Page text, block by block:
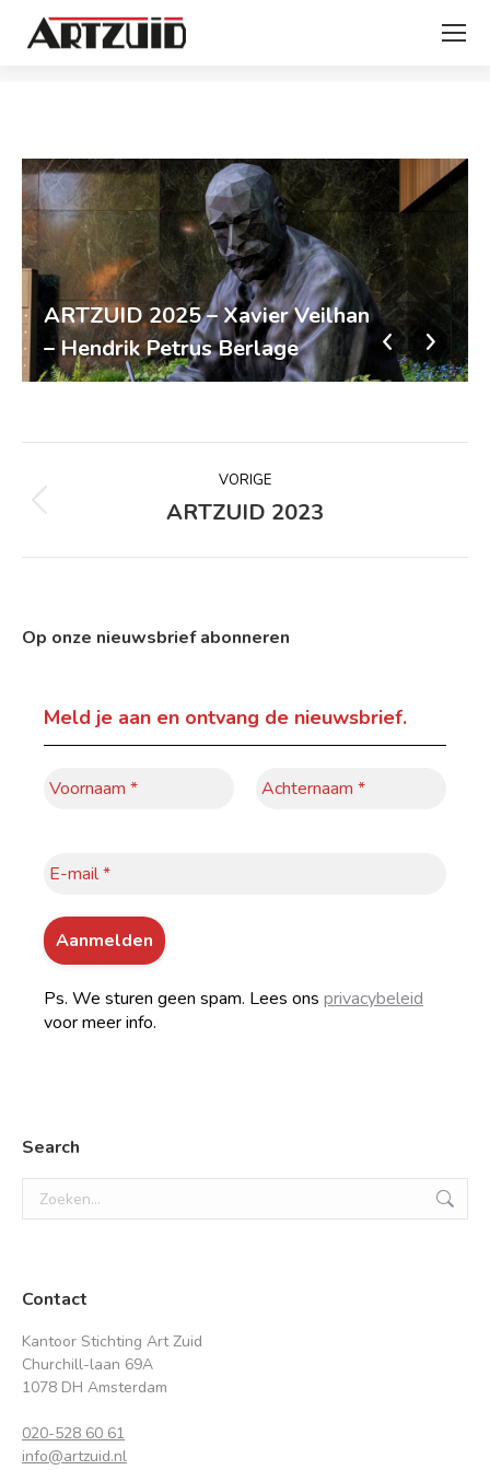
ARTZUID 2025 – Xavier Veilhan
– Hendrik Petrus Berlage
navigatie
VORIGE
Vorig
ARTZUID 2023
Op onze nieuwsbrief abonneren
Meld je aan en ontvang de nieuwsbrief.
Ps. We sturen geen spam. Lees ons privacybeleid
voor meer info.
Search
Zoeken:
Contact
Kantoor Stichting Art Zuid
Churchill-laan 69A
1078 DH Amsterdam
020-528 60 61
info@artzuid.nl